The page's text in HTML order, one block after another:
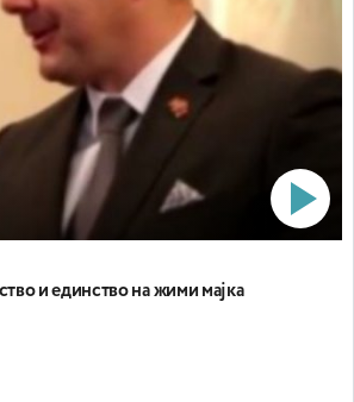
и единство на жими мајка